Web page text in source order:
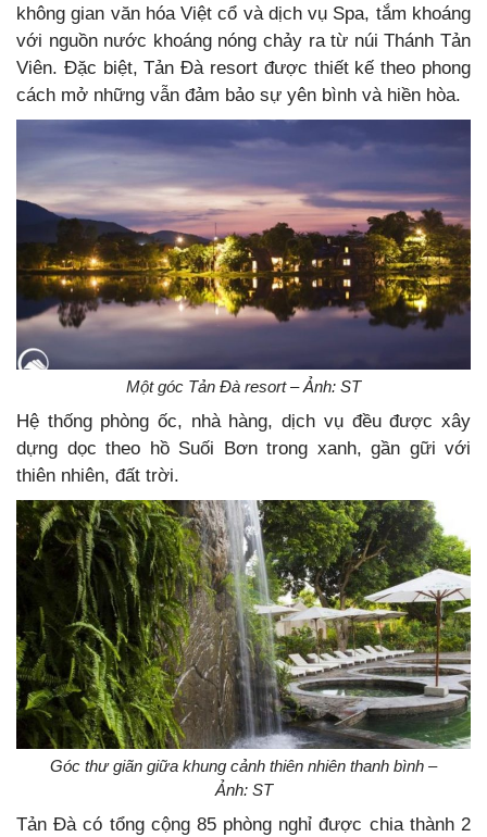
không gian văn hóa Việt cổ và dịch vụ Spa, tắm khoáng
với nguồn nước khoáng nóng chảy ra từ núi Thánh Tản
Viên. Đặc biệt, Tản Đà resort được thiết kế theo phong
cách mở những vẫn đảm bảo sự yên bình và hiền hòa.
Một góc Tản Đà resort – Ảnh: ST
Hệ thống phòng ốc, nhà hàng, dịch vụ đều được xây
dựng dọc theo hồ Suối Bơn trong xanh, gần gữi với
thiên nhiên, đất trời.
Góc thư giãn giữa khung cảnh thiên nhiên thanh bình –
Ảnh: ST
Tản Đà có tổng cộng 85 phòng nghỉ được chia thành 2